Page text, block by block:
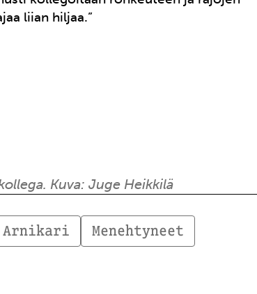
liian hiljaa.”
Kuva: Juge Heikkilä
Menehtyneet